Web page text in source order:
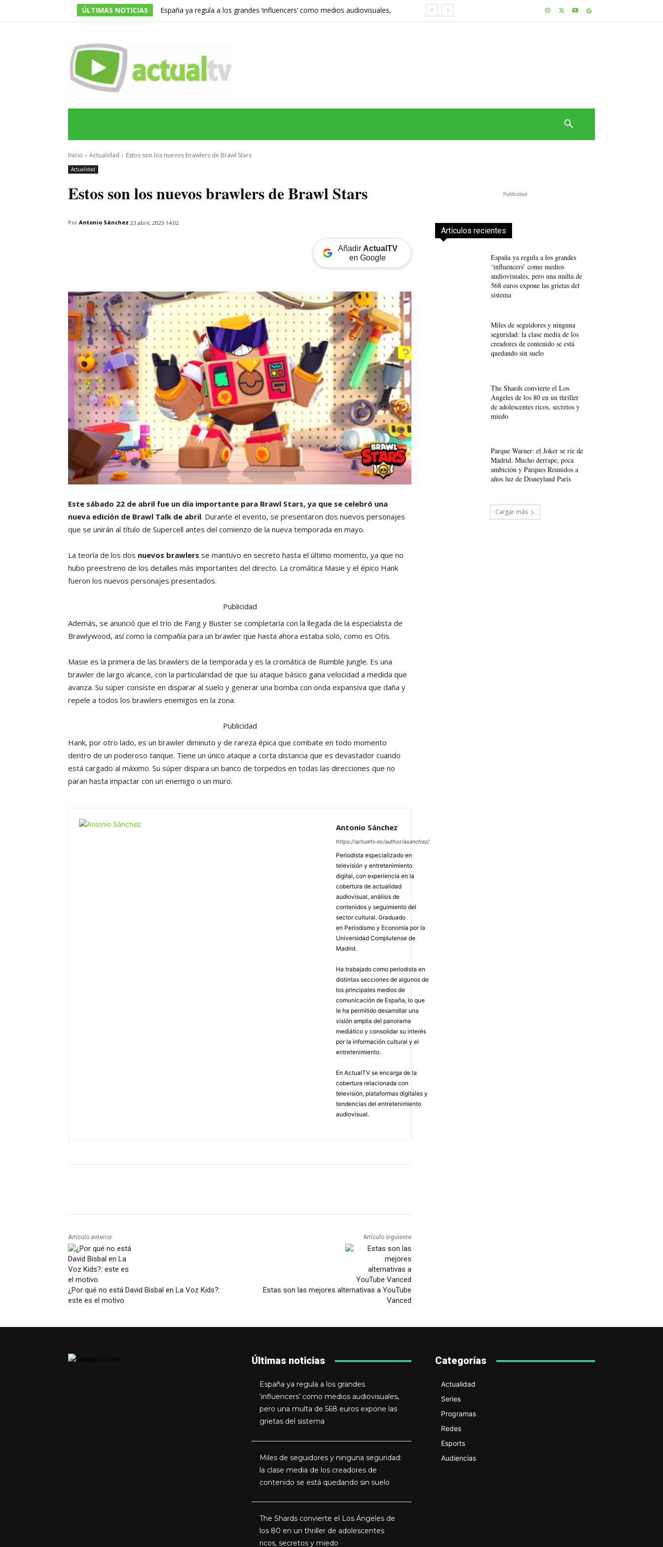
ÚLTIMAS NOTICIAS
España ya regula a los grandes ‘influencers’ como medios audiovisuales,
Inicio Actualidad Estos son los nuevos brawlers de Brawl Stars
Actualidad
Estos son los nuevos brawlers de Brawl Stars
Por Antonio Sánchez 23 abril, 2023 14:02
Añadir ActualTV
en Google
Este sábado 22 de abril fue un día importante para Brawl Stars, ya que se celebró una
nueva edición de Brawl Talk de abril. Durante el evento, se presentaron dos nuevos personajes
que se unirán al título de Supercell antes del comienzo de la nueva temporada en mayo.
La teoría de los dos nuevos brawlers se mantuvo en secreto hasta el último momento, ya que no
hubo preestreno de los detalles más importantes del directo. La cromática Masie y el épico Hank
fueron los nuevos personajes presentados.
Publicidad
Además, se anunció que el trío de Fang y Buster se completaría con la llegada de la especialista de
Brawlywood, así como la compañía para un brawler que hasta ahora estaba solo, como es Otis.
Masie es la primera de las brawlers de la temporada y es la cromática de Rumble Jungle. Es una
brawler de largo alcance, con la particularidad de que su ataque básico gana velocidad a medida que
avanza. Su súper consiste en disparar al suelo y generar una bomba con onda expansiva que daña y
repele a todos los brawlers enemigos en la zona.
Publicidad
Hank, por otro lado, es un brawler diminuto y de rareza épica que combate en todo momento
dentro de un poderoso tanque. Tiene un único ataque a corta distancia que es devastador cuando
está cargado al máximo. Su súper dispara un banco de torpedos en todas las direcciones que no
paran hasta impactar con un enemigo o un muro.
Antonio Sánchez
https://actualtv.es/author/asanchez/
Periodista especializado en
televisión y entretenimiento
digital, con experiencia en la
cobertura de actualidad
audiovisual, análisis de
contenidos y seguimiento del
sector cultural. Graduado
en Periodismo y Economía por la
Universidad Complutense de
Madrid.
Ha trabajado como periodista en
distintas secciones de algunos de
los principales medios de
comunicación de España, lo que
le ha permitido desarrollar una
visión amplia del panorama
mediático y consolidar su interés
por la información cultural y el
entretenimiento.
En ActualTV se encarga de la
cobertura relacionada con
televisión, plataformas digitales y
tendencias del entretenimiento
audiovisual.
Artículo anterior
¿Por qué no está David Bisbal en La Voz Kids?:
este es el motivo
Artículo siguiente
Estas son las mejores alternativas a YouTube
Vanced
Publicidad
Artículos recientes
España ya regula a los grandes
‘influencers’ como medios
audiovisuales, pero una multa de
568 euros expone las grietas del
sistema
Miles de seguidores y ninguna
seguridad: la clase media de los
creadores de contenido se está
quedando sin suelo
The Shards convierte el Los
Ángeles de los 80 en un thriller
de adolescentes ricos, secretos y
miedo
Parque Warner: el Joker se ríe de
Madrid. Mucho derrape, poca
ambición y Parques Reunidos a
años luz de Disneyland París
Cargar más
Últimas noticias
España ya regula a los grandes
‘influencers’ como medios audiovisuales,
pero una multa de 568 euros expone las
grietas del sistema
Miles de seguidores y ninguna seguridad:
la clase media de los creadores de
contenido se está quedando sin suelo
The Shards convierte el Los Ángeles de
los 80 en un thriller de adolescentes
ricos, secretos y miedo
Categorías
Actualidad
Series
Programas
Redes
Esports
Audiencias